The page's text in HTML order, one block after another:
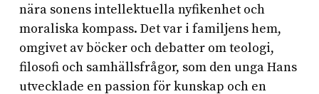
nära sonens intellektuella nyfikenhet och
moraliska kompass. Det var i familjens hem,
omgivet av böcker och debatter om teologi,
filosofi och samhällsfrågor, som den unga Hans
utvecklade en passion för kunskap och en